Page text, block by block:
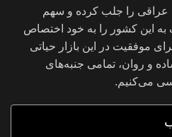
عراقی را جلب کرده و سهم
به این کشور را به خود اختصاص
موفقیت در این بازار حیاتی
و روان، تمامی جنبه‌های
می‌کنیم.